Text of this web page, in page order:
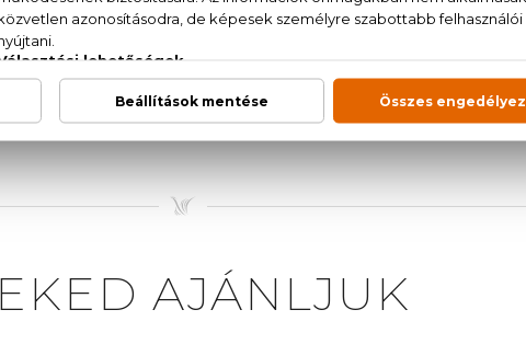
el.
alkohol, Butyrospermum Parkii vaj, Aqua,
magolaj, Kakoferol, Parfum, CI 77491, CI 77499,
AJÁNLJUK